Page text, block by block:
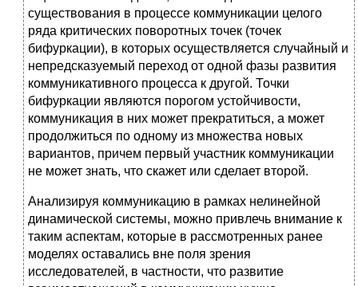
существования в процессе коммуникации целого
ряда критических поворотных точек (точек
бифуркации), в которых осуществляется случайный и
непредсказуемый переход от одной фазы развития
коммуникативного процесса к другой. Точки
бифуркации являются порогом устойчивости,
коммуникация в них может прекратиться, а может
продолжиться по одному из множества новых
вариантов, причем первый участник коммуникации
не может знать, что скажет или сделает второй.
Анализируя коммуникацию в рамках нелинейной
динамической системы, можно привлечь внимание к
таким аспектам, которые в рассмотренных ранее
моделях оставались вне поля зрения
исследователей, в частности, что развитие